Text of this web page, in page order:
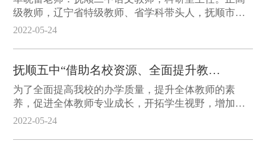
享教研活动。
级教师，辽宁省特级教师、省学科带头人，抚顺市优
秀教师、优秀班主任，市教师进修学院兼职研训教
2022-05-24
抚顺五中“借助名校资源、全面提升教学质量” 三大工程活动纪实2020年10月
为了全面提高我校的办学质量，提升全体教师的素
养，促进全体教师专业成长，开拓学生视野，增加学
生成长动力，我校从2020年开始实施“借助名校资源，
2022-05-24